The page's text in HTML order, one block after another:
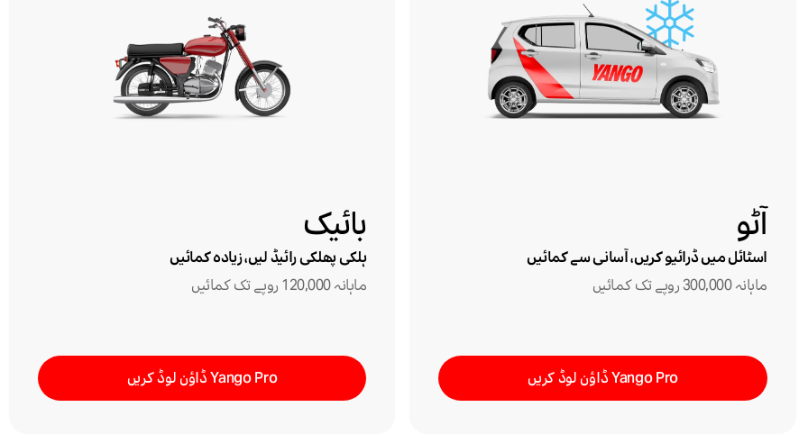
آٹو
اسٹائل میں ڈرائیو کریں، آسانی سے کمائیں
ماہانہ 300,000 روپے تک کمائیں
Yango Pro ڈاؤن لوڈ کریں
بائیک
ہلکی پھلکی رائیڈ لیں، زیادہ کمائیں
ماہانہ 120,000 روپے تک کمائیں
Yango Pro ڈاؤن لوڈ کریں